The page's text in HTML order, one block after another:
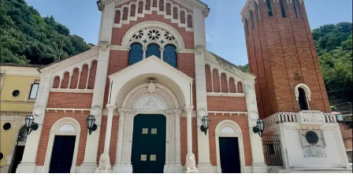
CULTURA
ECONOMIA E LAVORO
EVENTI
SPORT
Streaming